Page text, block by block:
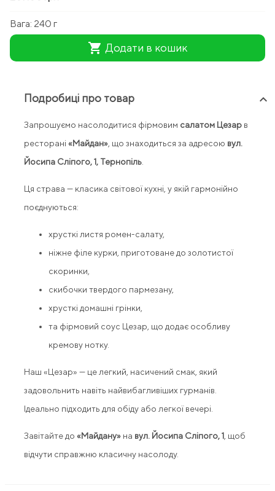
Вага: 240 г
shopping_cart Додати в кошик
Подробиці про товар keyboard_arrow_up
Запрошуємо насолодитися фірмовим салатом Цезар в
ресторані «Майдан» , що знаходиться за адресою вул.
Йосипа Сліпого, 1, Тернопіль
Ця страва — класика світової кухні, у якій гармонійно
поєднуються:
хрусткі листя ромен-салату,
ніжне філе курки, приготоване до золотистої
скоринки,
скибочки твердого пармезану,
хрусткі домашні грінки,
та фірмовий соус Цезар, що додає особливу
кремову нотку.
Наш «Цезар» — це легкий, насичений смак, який
задовольнить навіть найвибагливіших гурманів.
Ідеально підходить для обіду або легкої вечері.
Завітайте до «Майдану» на вул. Йосипа Сліпого, 1 , щоб
відчути справжню класичну насолоду.